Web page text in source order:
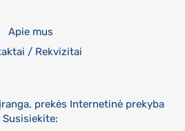
Apie mus
/ Rekvizitai
prekės Internetinė prekyba
Susisiekite: